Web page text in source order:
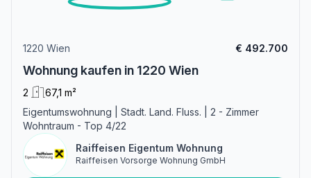
1220 Wien € 492.700
Wohnung kaufen in 1220 Wien
2
67,1 m²
Eigentumswohnung | Stadt. Land. Fluss. | 2 - Zimmer
Wohntraum - Top 4/22
Raiffeisen Eigentum Wohnung
Raiffeisen Vorsorge Wohnung GmbH